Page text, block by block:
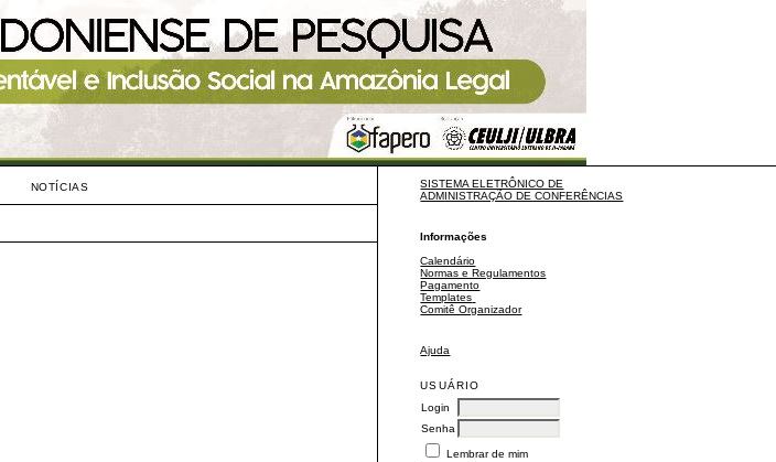
SISTEMA ELETRÔNICO DE
ADMINISTRAÇÃO DE CONFERÊNCIAS
Informações
Calendário
Normas e Regulamentos
Pagamento
Templates
Comitê Organizador
Ajuda
USUÁRIO
Login
Senha
Lembrar de mim
NOTÍCIAS